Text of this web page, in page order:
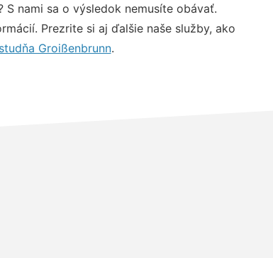
S nami sa o výsledok nemusíte obávať.
Prezrite si aj ďalšie naše služby, ako
Groißenbrunn.